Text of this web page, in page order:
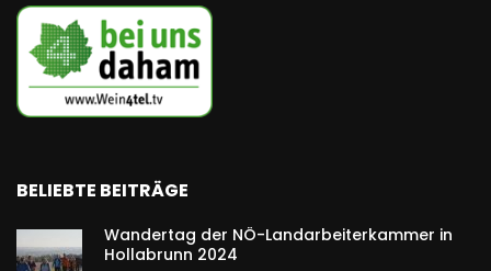
BELIEBTE BEITRÄGE
Wandertag der NÖ-Landarbeiterkammer in
Hollabrunn 2024